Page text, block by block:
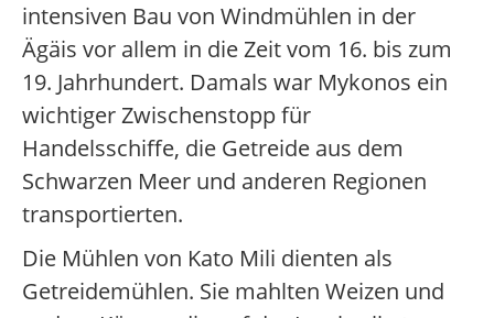
intensiven Bau von Windmühlen in der
Ägäis vor allem in die Zeit vom 16. bis zum
19. Jahrhundert. Damals war Mykonos ein
wichtiger Zwischenstopp für
Handelsschiffe, die Getreide aus dem
Schwarzen Meer und anderen Regionen
transportierten.
Die Mühlen von Kato Mili dienten als
Getreidemühlen. Sie mahlten Weizen und